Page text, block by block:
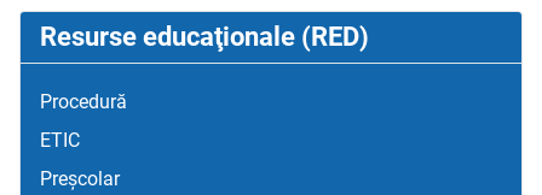
Resurse educaţionale (RED)
Procedură
ETIC
Preșcolar